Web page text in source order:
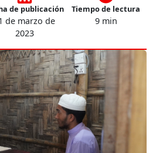
de publicación
de marzo de
2023
Tiempo de lectura
9 min